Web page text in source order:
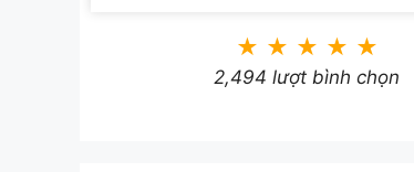
★ ★ ★ ★ ★
2,494 lượt bình chọn